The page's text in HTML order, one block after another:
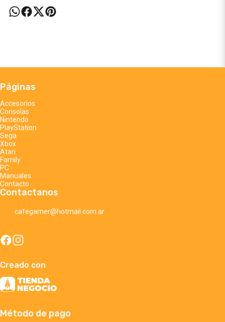
Páginas
Accesorios
Consolas
Nintendo
PlayStation
Sega
Xbox
Atari
Family
PC
Manuales
Contacto
Contactanos
cafegamer@hotmail.com.ar
Creado con
Método de pago